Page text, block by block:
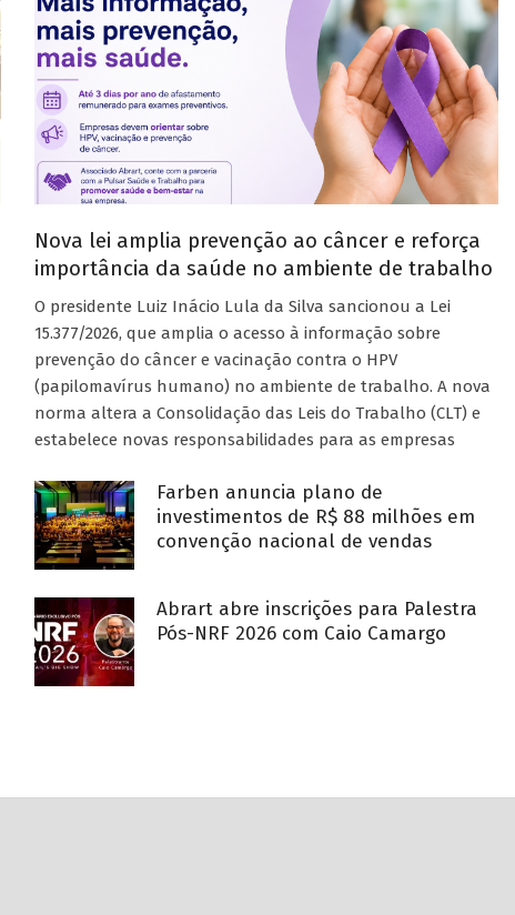
Nova lei amplia prevenção ao câncer e reforça
importância da saúde no ambiente de trabalho
O presidente Luiz Inácio Lula da Silva sancionou a Lei
15.377/2026, que amplia o acesso à informação sobre
prevenção do câncer e vacinação contra o HPV
(papilomavírus humano) no ambiente de trabalho. A nova
norma altera a Consolidação das Leis do Trabalho (CLT) e
estabelece novas responsabilidades para as empresas
Farben anuncia plano de
investimentos de R$ 88 milhões em
convenção nacional de vendas
Abrart abre inscrições para Palestra
Pós-NRF 2026 com Caio Camargo